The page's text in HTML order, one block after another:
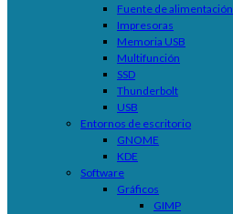
Fuente de alimentación
Impresoras
Memoria USB
Multifunción
SSD
Thunderbolt
USB
Entornos de escritorio
GNOME
KDE
Software
Gráficos
GIMP